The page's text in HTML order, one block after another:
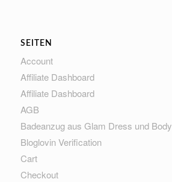
SEITEN
Account
Affiliate Dashboard
Affiliate Dashboard
AGB
Badeanzug aus Glam Dress und Body
Bloglovin Verification
Cart
Checkout